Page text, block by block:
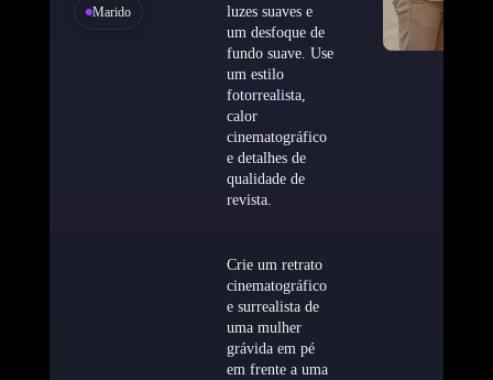
Marido
luzes suaves e
um desfoque de
fundo suave. Use
um estilo
fotorrealista,
calor
cinematográfico
e detalhes de
qualidade de
revista.
Crie um retrato
cinematográfico
e surrealista de
uma mulher
grávida em pé
em frente a uma